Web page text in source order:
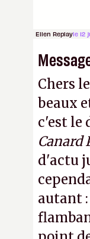
Ellen Replayle 12
Chers
beaux
c'est le
Canard
d'actu
autant